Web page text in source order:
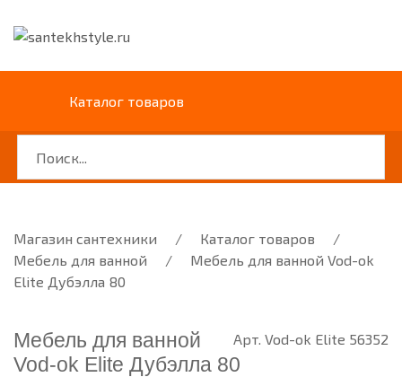
Каталог товаров
Магазин сантехники / Каталог товаров
/
Мебель для ванной
/
Мебель для ванной Vod-ok
Elite Дубэлла 80
Арт. Vod-ok Elite 56352
Мебель для ванной
Vod-ok Elite Дубэлла 80